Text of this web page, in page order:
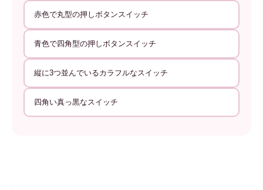
赤色で丸型の押しボタンスイッチ
青色で四角型の押しボタンスイッチ
縦に3つ並んでいるカラフルなスイッチ
四角い真っ黒なスイッチ